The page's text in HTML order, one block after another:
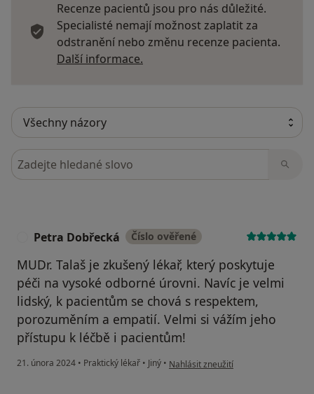
Recenze pacientů jsou pro nás důležité.
Specialisté nemají možnost zaplatit za
odstranění nebo změnu recenze pacienta.
Další informace.
Hledejte v názorech
Petra Dobřecká Číslo ověřené
MUDr. Talaš je zkušený lékař, který poskytuje
péči na vysoké odborné úrovni. Navíc je velmi
lidský, k pacientům se chová s respektem,
porozuměním a empatií. Velmi si vážím jeho
přístupu k léčbě i pacientům!
21. února 2024 • Praktický lékař • Jiný • podle názoru uživatele Petra
Nahlásit zneužití